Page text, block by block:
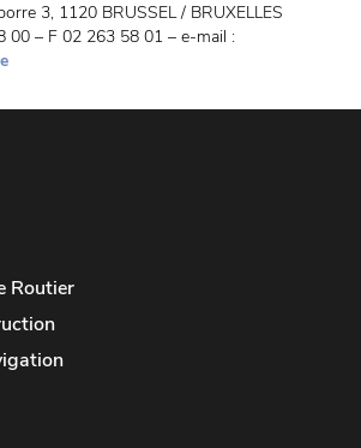
3, 1120 BRUSSEL / BRUXELLES
00 – F 02 263 58 01 – e-mail :
Routier